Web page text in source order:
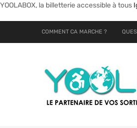
YOOLABOX, la billetterie accessible à tous
COMMENT CA MARCHE ?